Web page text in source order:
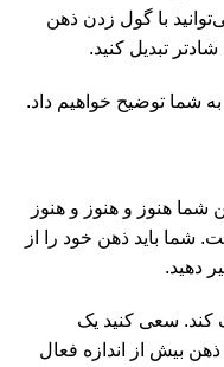
با گول زدن ذهن
تبدیل کنید.
شما توضیح خواهیم داد.
شما هنوز و هنوز و هنوز
باید ذهن خود را از
دهید.
کند. سعی کنید یک
ذهن بیش از اندازه فعال